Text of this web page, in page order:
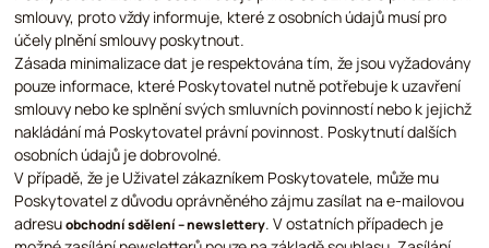
smlouvy, proto vždy informuje, které z osobních údajů musí pro
účely plnění smlouvy poskytnout.
Zásada minimalizace dat je respektována tím, že jsou vyžadovány
pouze informace, které Poskytovatel nutně potřebuje k uzavření
smlouvy nebo ke splnění svých smluvních povinností nebo k jejichž
nakládání má Poskytovatel právní povinnost. Poskytnutí dalších
osobních údajů je dobrovolné.
V případě, že je Uživatel zákazníkem Poskytovatele, může mu
Poskytovatel z důvodu oprávněného zájmu zasílat na e-mailovou
adresuobchodní sdělení – newslettery. V ostatních případech je